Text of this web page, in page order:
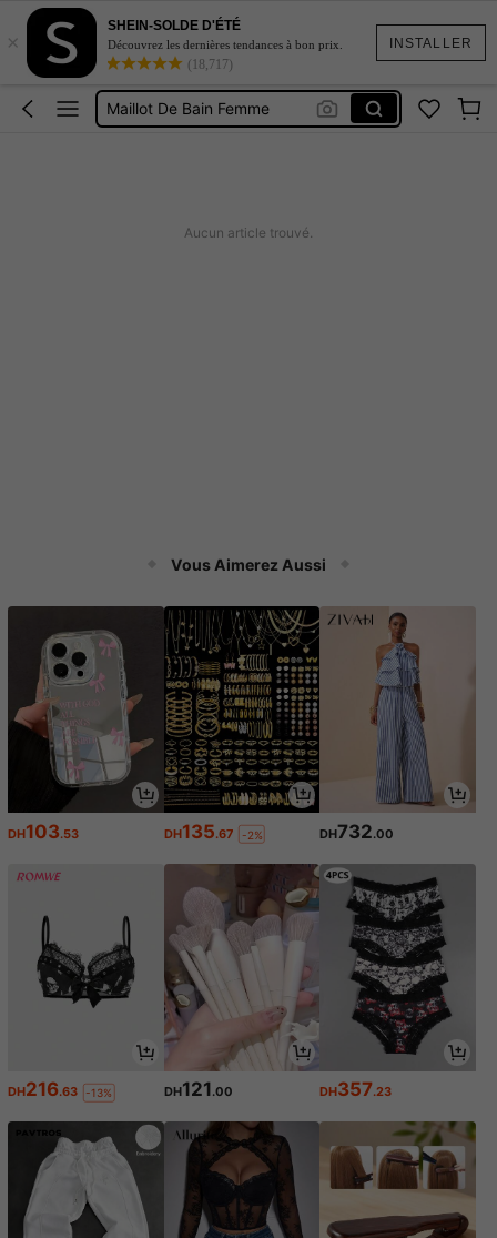
INSTALLER
×
SHEIN-SOLDE D'ÉTÉ
Découvrez les dernières tendances à bon prix.
(18,717)
Robe Femme été
Maillot De Bain Femme
Aucun article trouvé.
Vous Aimerez Aussi
DH103.53 DH135.67 -2% DH732.00
DH216.63 -13% DH121.00 DH357.23